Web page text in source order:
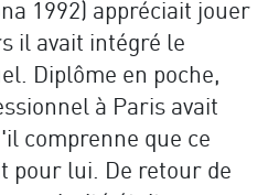
1992) appréciait jouer
il avait intégré le
Diplôme en poche,
à Paris avait
comprenne que ce
pour lui. De retour de